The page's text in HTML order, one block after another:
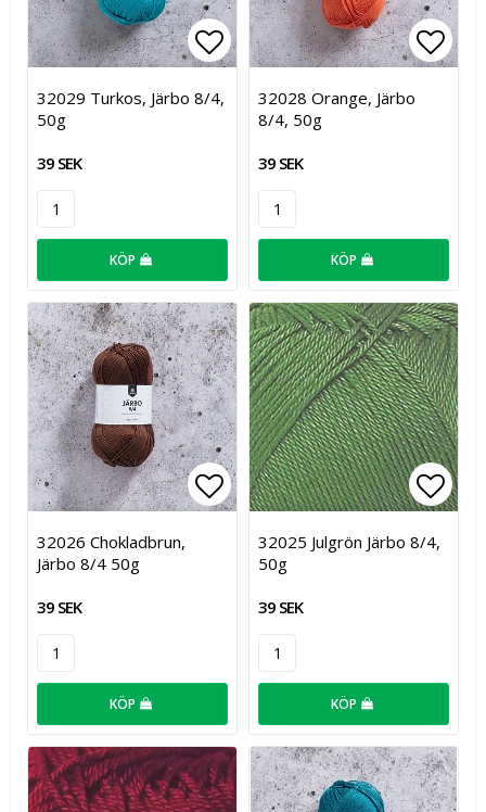
Lägg till i favoritlistan
32029 Turkos, Järbo 8/4,
50g
39 SEK
KÖP
32028 Orange, Järbo
8/4, 50g
39 SEK
KÖP
Lägg till i favoritlistan
32026 Chokladbrun,
Järbo 8/4 50g
39 SEK
KÖP
32025 Julgrön Järbo 8/4,
50g
39 SEK
KÖP